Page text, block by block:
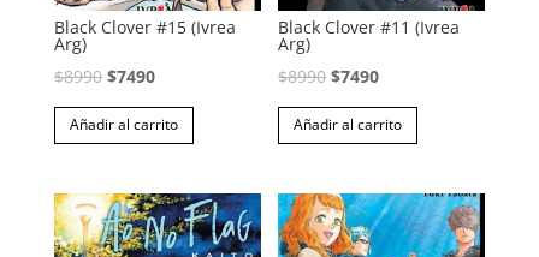
Black Clover #15 (Ivrea
Arg)
$8990 El
precio
original
$8990.
$7490El
precio
actual
$7490.
Añadir al carrito
Black Clover #11 (Ivrea
Arg)
$8990 El
precio
original
$8990.
$7490El
precio
actual
$7490.
Añadir al carrito